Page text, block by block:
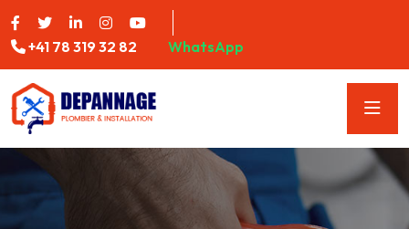
+41 78 319 32 82 WhatsApp